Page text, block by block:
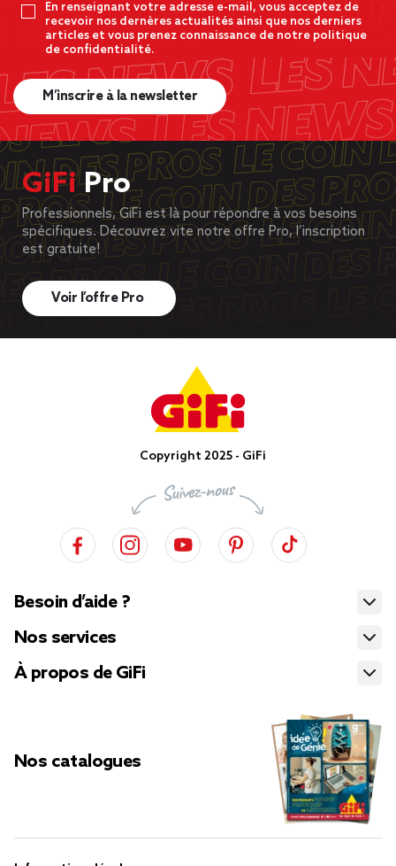
En renseignant votre adresse e-mail, vous acceptez de
recevoir nos dernères actualités ainsi que nos derniers
articles et vous prenez connaissance de notre politique
de confidentialité.
M’inscrire à la newsletter
GiFiPro
Professionnels, GiFi est là pour répondre à vos besoins
spécifiques. Découvrez vite notre offre Pro, l’inscription
est gratuite!
Voir l’offre Pro
Copyright 2025 - GiFi
Besoin d’aide ?
Nos services
À propos de GiFi
Nos catalogues